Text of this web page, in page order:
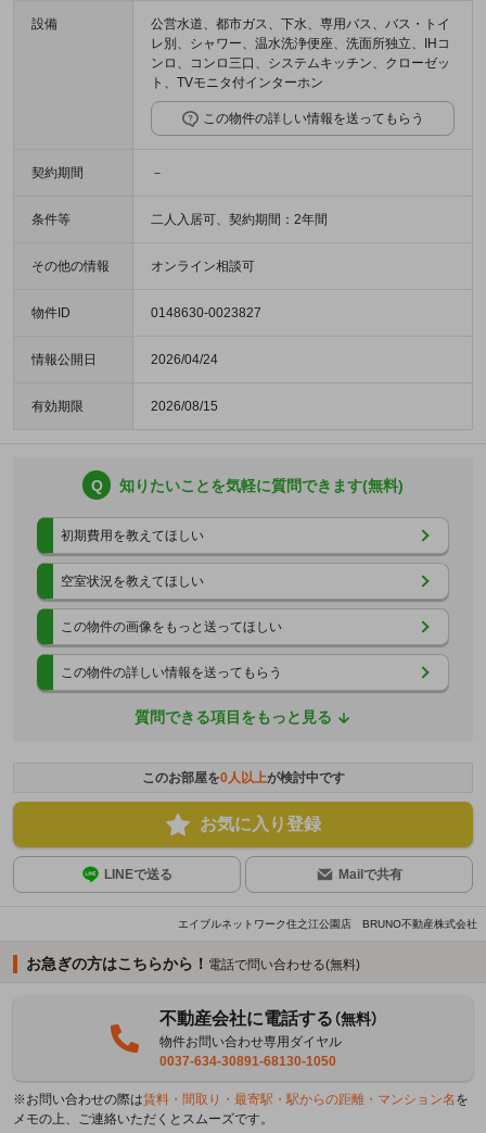
設備
公営水道、都市ガス、下水、専用バス、バス・トイ
レ別、シャワー、温水洗浄便座、洗面所独立、IHコ
ンロ、コンロ三口、システムキッチン、クローゼッ
ト、TVモニタ付インターホン
この物件の詳しい情報を送ってもらう
契約期間 －
条件等 二人入居可、契約期間：2年間
その他の情報 オンライン相談可
物件ID 0148630-0023827
情報公開日 2026/04/24
有効期限 2026/08/15
Q 知りたいことを気軽に質問できます(無料)
初期費用を教えてほしい
空室状況を教えてほしい
この物件の画像をもっと送ってほしい
この物件の詳しい情報を送ってもらう
質問できる項目をもっと見る
このお部屋を0人以上が検討中です
お気に入り登録
LINEで送る Mailで共有
エイブルネットワーク住之江公園店 BRUNO不動産株式会社
お急ぎの方はこちらから！ 電話で問い合わせる(無料)
不動産会社に電話する（無料）
物件お問い合わせ専用ダイヤル
0037-634-30891-68130-1050
※お問い合わせの際は賃料・間取り・最寄駅・駅からの距離・マンション名 を
メモの上、ご連絡いただくとスムーズです。